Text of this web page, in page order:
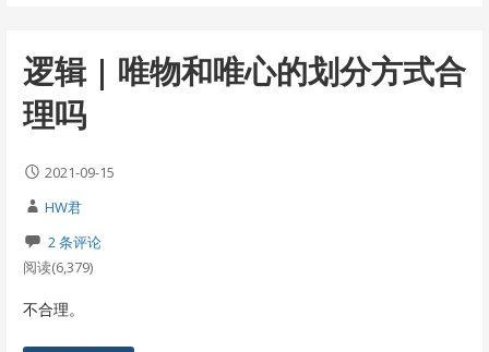
逻辑 | 唯物和唯心的划分方式合
理吗
2021-09-15
HW君
2 条评论
阅读(6,379)
不合理。